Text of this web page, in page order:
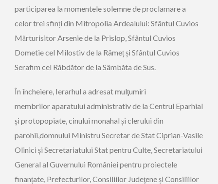
participarea la momentele solemne de proclamare a
celor trei sfinți din Mitropolia Ardealului: Sfântul Cuvios
Mărturisitor Arsenie de la Prislop, Sfântul Cuvios
Dometie cel Milostiv de la Râmeț și Sfântul Cuvios
Serafim cel Răbdător de la Sâmbăta de Sus.
În încheiere, Ierarhul a adresat mulţumiri
membrilor aparatului administrativ de la Centrul Eparhial
și protopopiate, cinului monahal și clerului din
parohii,domnului Ministru Secretar de Stat Ciprian-Vasile
Olinici și Secretariatului Stat pentru Culte, Secretariatului
General al Guvernului României pentru proiectele
finanțate, Prefecturilor, Consiliilor Judeţene și Consiliilor